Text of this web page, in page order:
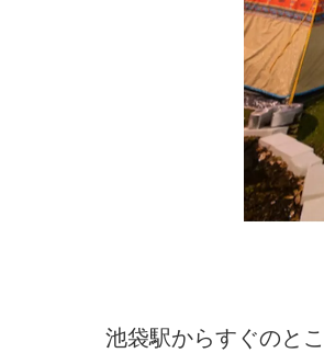
池袋駅からすぐのと